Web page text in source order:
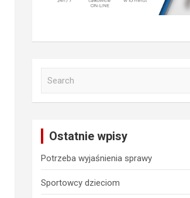
Ostatnie wpisy
Potrzeba wyjaśnienia sprawy
Sportowcy dzieciom